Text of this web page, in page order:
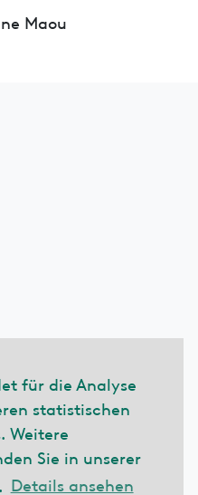
für die Analyse
statistischen
Weitere
Sie in unserer
Details ansehen
Maou